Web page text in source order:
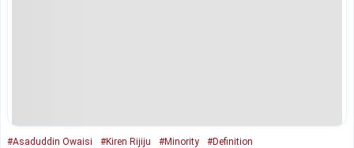
#Asaduddin Owaisi #Kiren Rijiju #Minority #Definition